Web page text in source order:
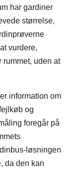
har gardiner
størrelse,
vurdere,
rummet, uden at
information om
og
foregår på
løsningen
da den kan